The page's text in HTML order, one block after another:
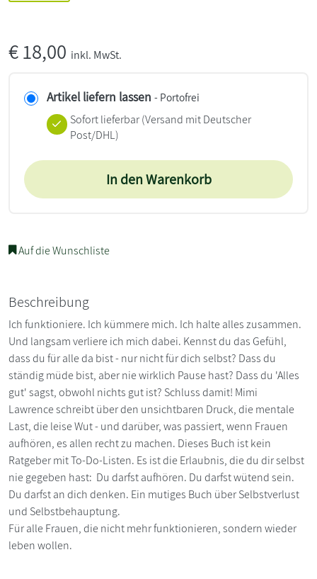
€18,00 inkl. MwSt.
Artikel liefern lassen - Portofrei
Sofort lieferbar(Versand mit Deutscher
Post/DHL)
In den Warenkorb
Auf die Wunschliste
Beschreibung
Ich funktioniere. Ich kümmere mich. Ich halte alles zusammen.
Und langsam verliere ich mich dabei. Kennst du das Gefühl,
dass du für alle da bist - nur nicht für dich selbst? Dass du
ständig müde bist, aber nie wirklich Pause hast? Dass du 'Alles
gut' sagst, obwohl nichts gut ist? Schluss damit! Mimi
Lawrence schreibt über den unsichtbaren Druck, die mentale
Last, die leise Wut - und darüber, was passiert, wenn Frauen
aufhören, es allen recht zu machen. Dieses Buch ist kein
Ratgeber mit To-Do-Listen. Es ist die Erlaubnis, die du dir selbst
nie gegeben hast: Du darfst aufhören. Du darfst wütend sein.
Du darfst an dich denken. Ein mutiges Buch über Selbstverlust
und Selbstbehauptung.
Für alle Frauen, die nicht mehr funktionieren, sondern wieder
leben wollen.